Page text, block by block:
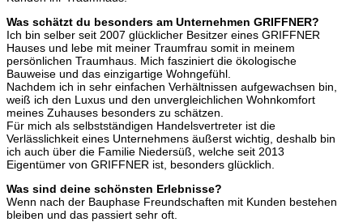
Was schätzt du besonders am Unternehmen GRIFFNER?
Ich bin selber seit 2007 glücklicher Besitzer eines GRIFFNER
Hauses und lebe mit meiner Traumfrau somit in meinem
persönlichen Traumhaus. Mich fasziniert die ökologische
Bauweise und das einzigartige Wohngefühl.
Nachdem ich in sehr einfachen Verhältnissen aufgewachsen bin,
weiß ich den Luxus und den unvergleichlichen Wohnkomfort
meines Zuhauses besonders zu schätzen.
Für mich als selbstständigen Handelsvertreter ist die
Verlässlichkeit eines Unternehmens äußerst wichtig, deshalb bin
ich auch über die Familie Niedersüß, welche seit 2013
Eigentümer von GRIFFNER ist, besonders glücklich.
Was sind deine schönsten Erlebnisse?
Wenn nach der Bauphase Freundschaften mit Kunden bestehen
bleiben und das passiert sehr oft.